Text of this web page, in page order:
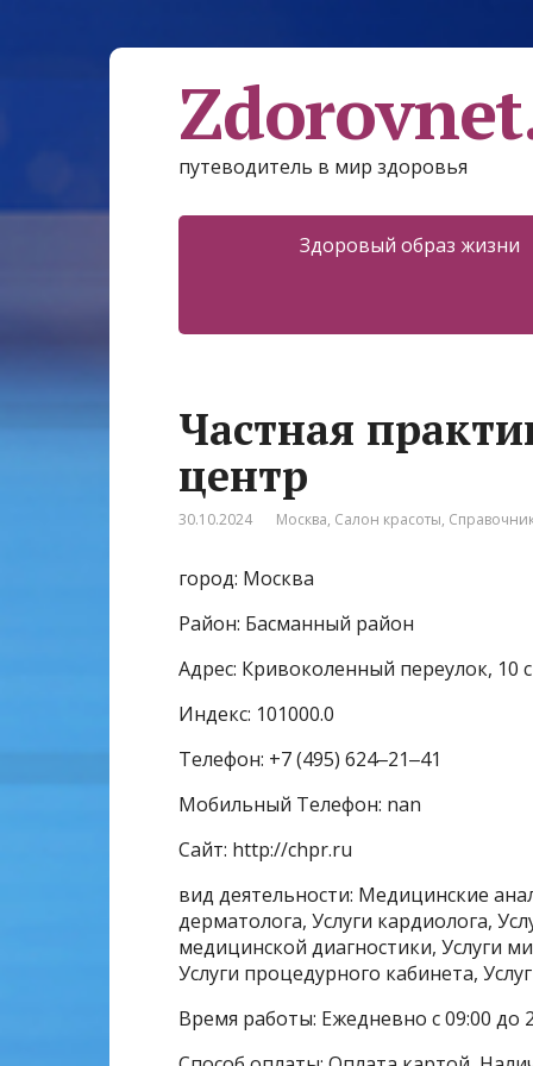
путеводитель в мир здоровья
Здоровый образ жизни
Частная
центр
30.10.2024 Москва, Салон красоты,
город: Москва
Район: Басманный район
Адрес: Кривоколенный переулок, 10
Индекс: 101000.0
Телефон: +7 (495) 624‒21‒41
Мобильный Телефон: nan
Сайт: http://chpr.ru
вид деятельности: Медицинские
дерматолога, Услуги кардиолога,
медицинской диагностики, Услуги
Услуги процедурного кабинета,
Время работы: Ежедневно с 09:00 до